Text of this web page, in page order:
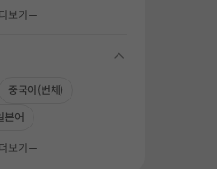
더보기
folding
중국어(번체)
본어
더보기